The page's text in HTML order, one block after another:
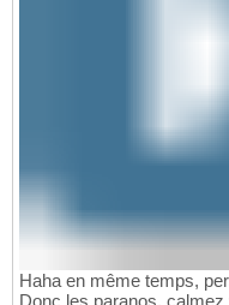
Haha en même temps,